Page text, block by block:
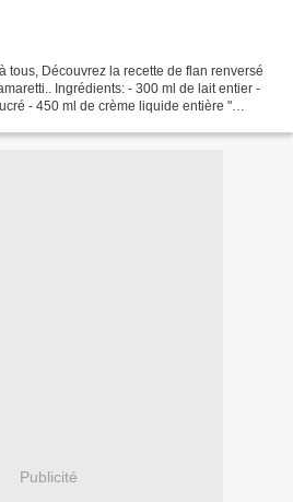
tous, Découvrez la recette de flan renversé
Ingrédients: - 300 ml de lait entier -
- 450 ml de crème liquide entière "
Publicité